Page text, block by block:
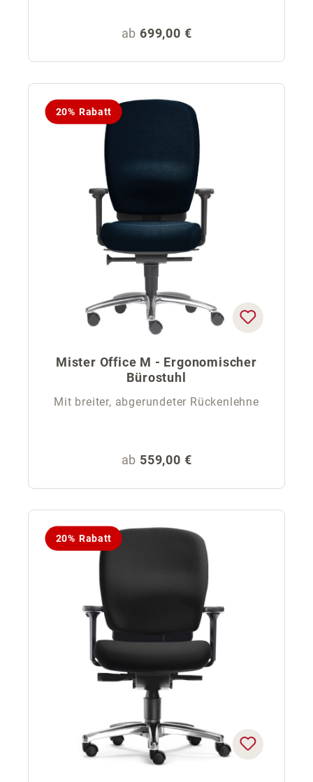
Regulärer Preis:
ab 699,00 €
20% Rabatt
Mister Office M - Ergonomischer
Bürostuhl
Mit breiter, abgerundeter Rückenlehne
Regulärer Preis:
ab 559,00 €
20% Rabatt